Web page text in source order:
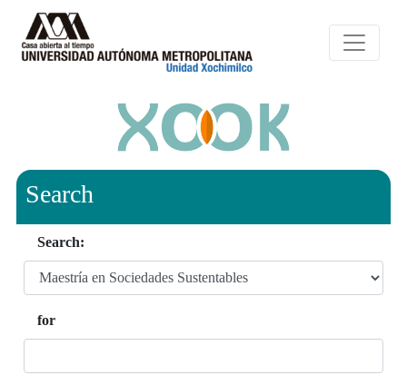
Search
Search:
for